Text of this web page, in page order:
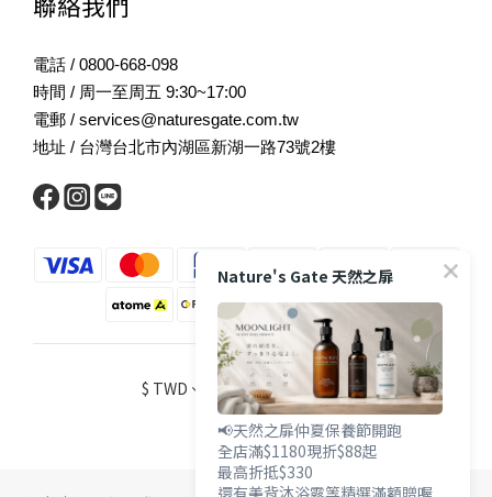
電話 / 0800-668-098
時間 / 周一至周五 9:30~17:00
電郵 / services@naturesgate.com.tw
地址 / 台灣台北市內湖區新湖一路73號2樓
$ TWD 繁體中文
Nature's Gate 天然之扉
📢天然之扉仲夏保養節開跑
全店滿$1180現折$88起
最高折抵$330
還有美背沐浴露等精選滿額贈喔